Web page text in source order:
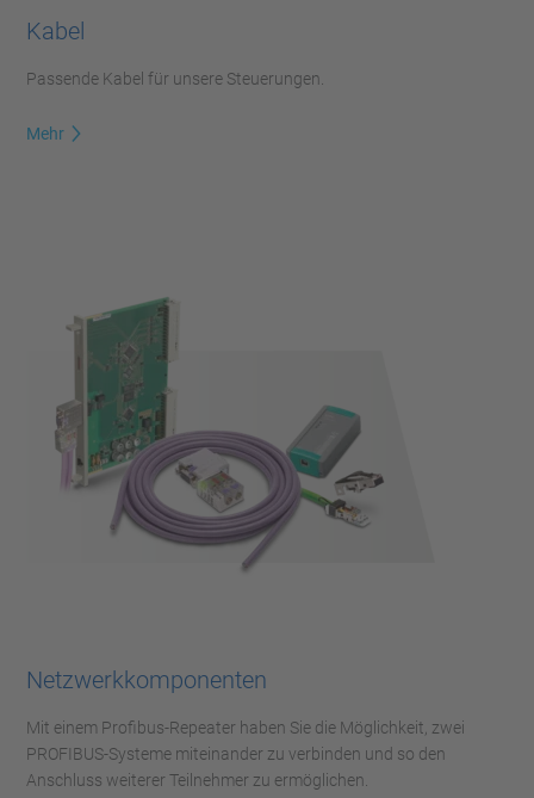
Kabel
Passende Kabel für unsere Steuerungen.
Mehr
Netzwerkkomponenten
Mit einem Profibus-Repeater haben Sie die Möglichkeit, zwei
PROFIBUS-Systeme miteinander zu verbinden und so den
Anschluss weiterer Teilnehmer zu ermöglichen.